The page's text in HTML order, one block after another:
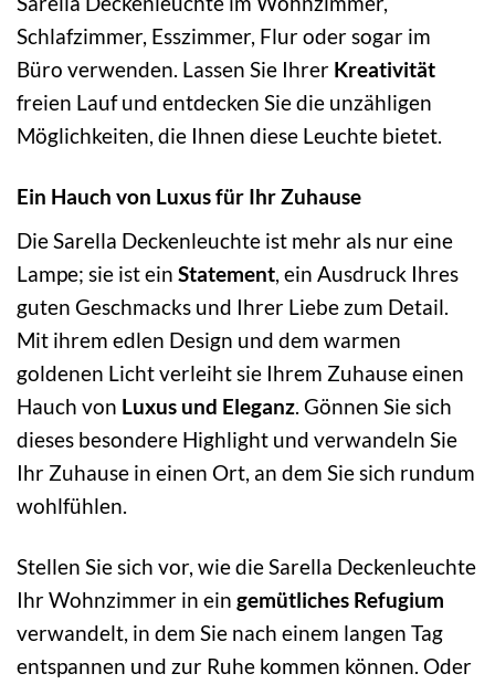
Schlafzimmer, Esszimmer, Flur oder sogar im
Büro verwenden. Lassen Sie Ihrer Kreativität
freien Lauf und entdecken Sie die unzähligen
Möglichkeiten, die Ihnen diese Leuchte bietet.
Ein Hauch von Luxus für Ihr Zuhause
Die Sarella Deckenleuchte ist mehr als nur eine
Lampe; sie ist ein Statement, ein Ausdruck Ihres
guten Geschmacks und Ihrer Liebe zum Detail.
Mit ihrem edlen Design und dem warmen
goldenen Licht verleiht sie Ihrem Zuhause einen
Hauch von Luxus und Eleganz. Gönnen Sie sich
dieses besondere Highlight und verwandeln Sie
Ihr Zuhause in einen Ort, an dem Sie sich rundum
wohlfühlen.
Stellen Sie sich vor, wie die Sarella Deckenleuchte
Ihr Wohnzimmer in ein gemütliches Refugium
verwandelt, in dem Sie nach einem langen Tag
entspannen und zur Ruhe kommen können. Oder